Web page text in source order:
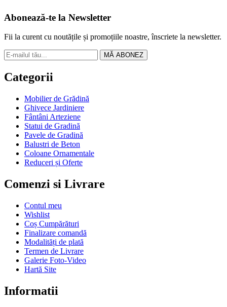
Abonează-te la Newsletter
Fii la curent cu noutățile și promoțiile noastre, înscriete la newsletter.
MĂ ABONEZ
Categorii
Mobilier de Grădină
Ghivece Jardiniere
Fântâni Arteziene
Statui de Gradină
Pavele de Gradină
Balustri de Beton
Coloane Ornamentale
Reduceri și Oferte
Comenzi si Livrare
Contul meu
Wishlist
Coș Cumpărături
Finalizare comandă
Modalități de plată
Termen de Livrare
Galerie Foto-Video
Hartă Site
Informatii